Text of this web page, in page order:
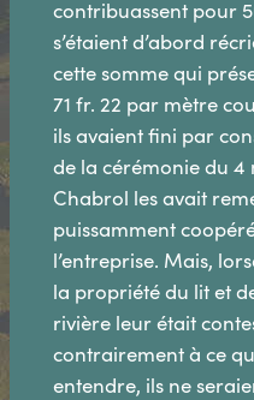
contribuassent pour
s’étaient d’abord
cette somme qui
71 fr. 22 par mètre
ils avaient fini par
de la cérémonie du 4
Chabrol les avait
puissamment
l’entreprise. Mais,
la propriété du lit et
rivière leur était
contrairement à ce
entendre, ils ne